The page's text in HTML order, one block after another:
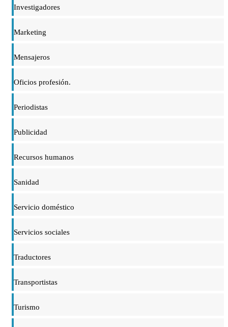
Investigadores
Marketing
Mensajeros
Oficios profesión.
Periodistas
Publicidad
Recursos humanos
Sanidad
Servicio doméstico
Servicios sociales
Traductores
Transportistas
Turismo